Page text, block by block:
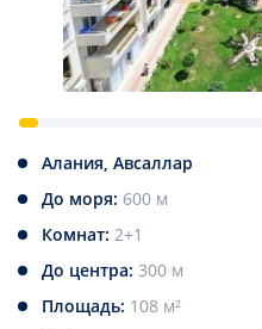
Алания, Авсаллар
До моря: 600 м
Комнат: 2+1
До центра: 300 м
Площадь: 108 м²